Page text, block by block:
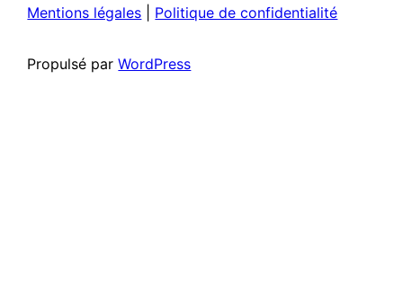
Mentions légales Politique de confidentialité
Propulsé parWordPress